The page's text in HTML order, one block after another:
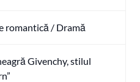
romantică / Dramă
Givenchy, stilul